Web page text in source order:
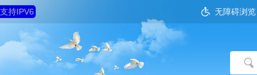
持IPV6 无障碍浏览